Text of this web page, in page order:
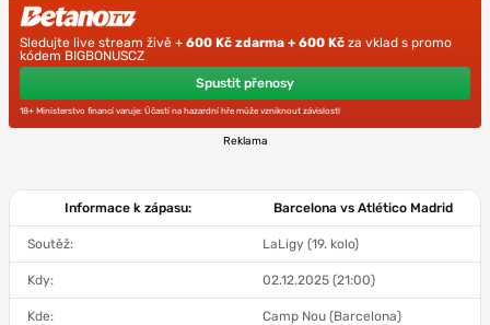
Sledujte live stream živě + 600 Kč zdarma + 600 Kč za vklad s promo
kódem BIGBONUSCZ
Spustit přenosy
18+ Ministerstvo financí varuje: Účastí na hazardní hře může vzniknout závislost!
Reklama
Informace k zápasu: Barcelona vs Atlético Madrid
Soutěž: LaLigy (19. kolo)
Kdy: 02.12.2025 (21:00)
Kde: Camp Nou (Barcelona)